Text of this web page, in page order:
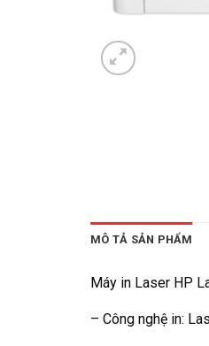
MÔ TẢ SẢN PHẨM
Máy in Laser HP
– Công nghệ in: